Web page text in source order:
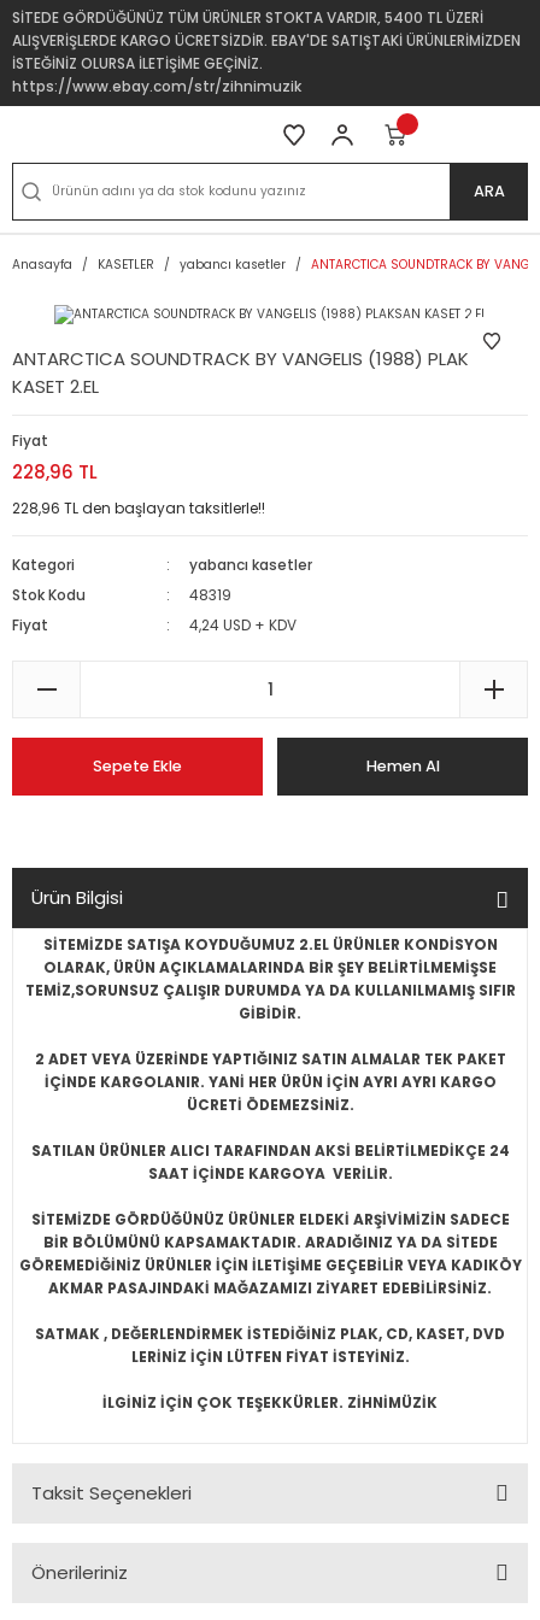
SİTEDE GÖRDÜĞÜNÜZ TÜM ÜRÜNLER STOKTA VARDIR, 5400 TL ÜZERİ
ALIŞVERİŞLERDE KARGO ÜCRETSİZDİR. EBAY'DE SATIŞTAKİ ÜRÜNLERİMİZDEN
İSTEĞİNİZ OLURSA İLETİŞİME GEÇİNİZ.
https://www.ebay.com/str/zihnimuzik
ARA
Anasayfa KASETLER yabancı kasetler ANTARCTICA SOUNDTRACK BY
ANTARCTICA SOUNDTRACK BY VANGELIS (1988) PLAKSAN
KASET 2.EL
Fiyat
228,96 TL
228,96 TL den başlayan taksitlerle!!
Kategori
yabancı kasetler
Stok Kodu
48319
Fiyat
4,24 USD + KDV
Sepete Ekle Hemen Al
Ürün Bilgisi
SİTEMİZDE SATIŞA KOYDUĞUMUZ 2.EL ÜRÜNLER KONDİSYON
OLARAK, ÜRÜN AÇIKLAMALARINDA BİR ŞEY BELİRTİLMEMİŞSE
TEMİZ,SORUNSUZ ÇALIŞIR DURUMDA YA DA KULLANILMAMIŞ SIFIR
GİBİDİR.
2 ADET VEYA ÜZERİNDE YAPTIĞINIZ SATIN ALMALAR TEK PAKET
İÇİNDE KARGOLANIR. YANİ HER ÜRÜN İÇİN AYRI AYRI KARGO
ÜCRETİ ÖDEMEZSİNİZ.
SATILAN ÜRÜNLER ALICI TARAFINDAN AKSİ BELİRTİLMEDİKÇE 24
SAAT İÇİNDE KARGOYA VERİLİR.
SİTEMİZDE GÖRDÜĞÜNÜZ ÜRÜNLER ELDEKİ ARŞİVİMİZİN SADECE
BİR BÖLÜMÜNÜ KAPSAMAKTADIR. ARADIĞINIZ YA DA SİTEDE
GÖREMEDİĞİNİZ ÜRÜNLER İÇİN İLETİŞİME GEÇEBİLİR VEYA KADIKÖY
AKMAR PASAJINDAKİ MAĞAZAMIZI ZİYARET EDEBİLİRSİNİZ.
SATMAK , DEĞERLENDİRMEK İSTEDİĞİNİZ PLAK, CD, KASET, DVD
LERİNİZ İÇİN LÜTFEN FİYAT İSTEYİNİZ.
İLGİNİZ İÇİN ÇOK TEŞEKKÜRLER. ZİHNİMÜZİK
Taksit Seçenekleri
Önerileriniz